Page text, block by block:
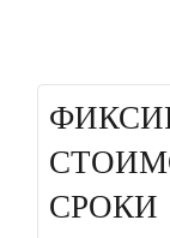
02
СРОКИ